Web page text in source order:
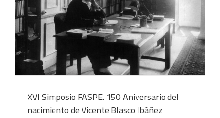
XVI Simposio FASPE. 150 Aniversario del
nacimiento de Vicente Blasco Ibáñez